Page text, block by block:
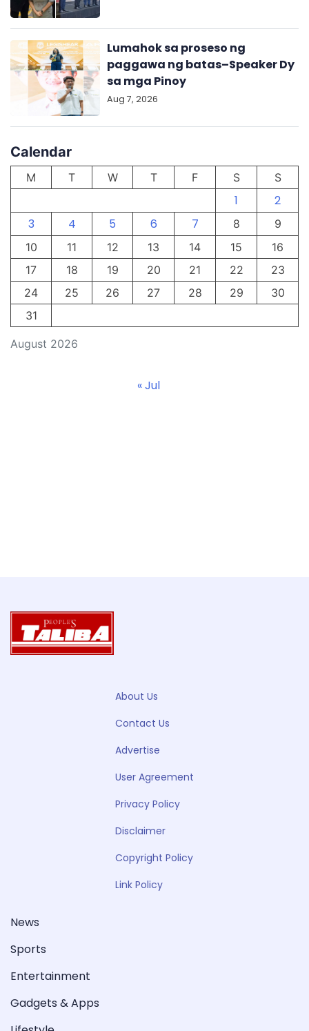
Lumahok sa proseso ng
paggawa ng batas–Speaker Dy
sa mga Pinoy
Aug 7, 2026
Calendar
August 2026
M T W T F S S
1
2
3
4 5 6 7 8
9
10
11 12 13 14 15
16
17
18 19 20 21 22
23
24
25 26 27 28 29
30
31
« Jul
About Us
Contact Us
Advertise
User Agreement
Privacy Policy
Disclaimer
Copyright Policy
Link Policy
News
Sports
Entertainment
Gadgets & Apps